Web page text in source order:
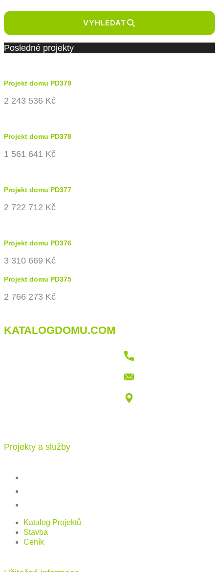
VYHLEDAT
Posledné projekty
Projekt domu PD379
2 243 536 Kč
Projekt domu PD378
1 561 641 Kč
Projekt domu PD377
2 722 712 Kč
Projekt domu PD376
3 310 669 Kč
Projekt domu PD375
2 766 273 Kč
KATALOGDOMU.COM
Projekty a služby
Katalog Projektů
Stavba
Ceník